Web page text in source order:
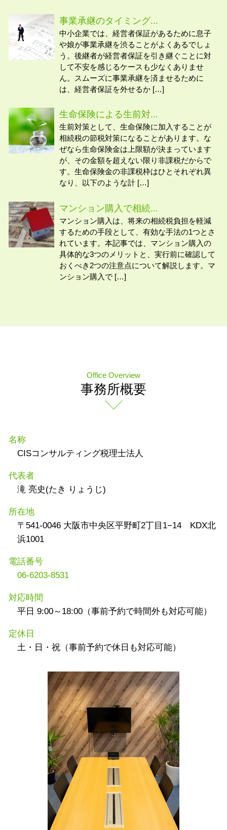
事業承継のタイミング...
中小企業では、経営者保証があるために息子
や娘が事業承継を渋ることがよくあるでしょ
う。後継者が経営者保証を引き継ぐことに対
して不安を感じるケースも少なくありませ
ん。スムーズに事業承継を済ませるために
は、経営者保証を外せるか […]
生命保険による生前対...
生前対策として、生命保険に加入することが
相続税の節税対策になることがあります。な
ぜなら生命保険金は上限額が決まっています
が、その金額を超えない限り非課税だからで
す。生命保険金の非課税枠はひとそれぞれ異
なり、以下のような計 […]
マンション購入で相続...
マンション購入は、将来の相続税負担を軽減
するための手段として、有効な手法の1つとさ
れています。本記事では、マンション購入の
具体的な3つのメリットと、実行前に確認して
おくべき2つの注意点について解説します。マ
ンション購入で […]
Office Overview
事務所概要
名称
CISコンサルティング税理士法人
代表者
滝 亮史(たき りょうじ)
所在地
〒541-0046 大阪市中央区平野町2丁目1−14 KDX北
浜1001
電話番号
06-6203-8531
対応時間
平日 9:00～18:00（事前予約で時間外も対応可能）
定休日
土・日・祝（事前予約で休日も対応可能）